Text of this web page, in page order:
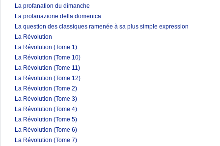
La profanation du dimanche
La profanazione della domenica
La question des classiques ramenée à sa plus simple expression
La Révolution
La Révolution (Tome 1)
La Révolution (Tome 10)
La Révolution (Tome 11)
La Révolution (Tome 12)
La Révolution (Tome 2)
La Révolution (Tome 3)
La Révolution (Tome 4)
La Révolution (Tome 5)
La Révolution (Tome 6)
La Révolution (Tome 7)